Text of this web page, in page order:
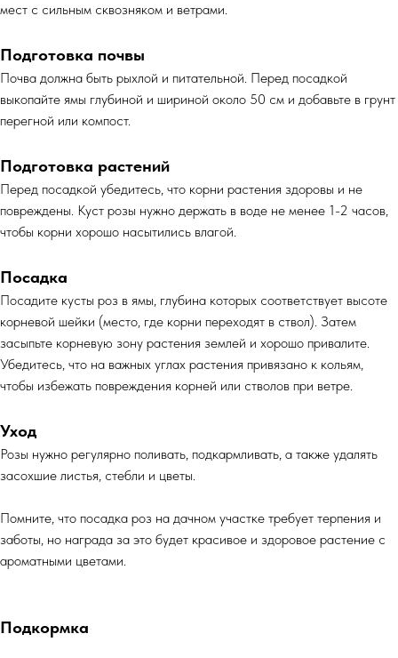
мест с сильным сквозняком и ветрами.
Подготовка почвы
Почва должна быть рыхлой и питательной. Перед посадкой
выкопайте ямы глубиной и шириной около 50 см и добавьте в грунт
перегной или компост.
Подготовка растений
Перед посадкой убедитесь, что корни растения здоровы и не
повреждены. Куст розы нужно держать в воде не менее 1-2 часов,
чтобы корни хорошо насытились влагой.
Посадка
Посадите кусты роз в ямы, глубина которых соответствует высоте
корневой шейки (место, где корни переходят в ствол). Затем
засыпьте корневую зону растения землей и хорошо привалите.
Убедитесь, что на важных углах растения привязано к кольям,
чтобы избежать повреждения корней или стволов при ветре.
Уход
Розы нужно регулярно поливать, подкармливать, а также удалять
засохшие листья, стебли и цветы.
Помните, что посадка роз на дачном участке требует терпения и
заботы, но награда за это будет красивое и здоровое растение с
ароматными цветами.
Подкормка